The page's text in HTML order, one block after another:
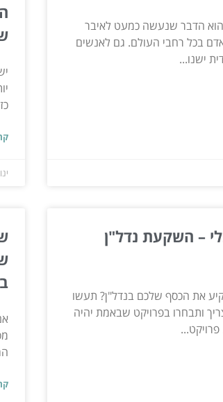
הוא הדבר שנעשה כמעט לאיבר
בכל רחבי העולם. גם לאנשים
ישנו...
ינו 21, 2026
– השקעת נדל"ן
את הכסף שלכם בנדל"ן? תעשו
ותבחרו בפרויקט שבאמת יהיה